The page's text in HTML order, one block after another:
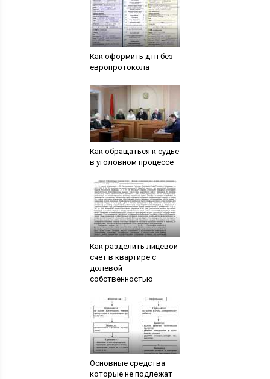
Как оформить дтп без
европротокола
Как обращаться к судье
в уголовном процессе
Как разделить лицевой
счет в квартире с
долевой
собственностью
Основные средства
которые не подлежат